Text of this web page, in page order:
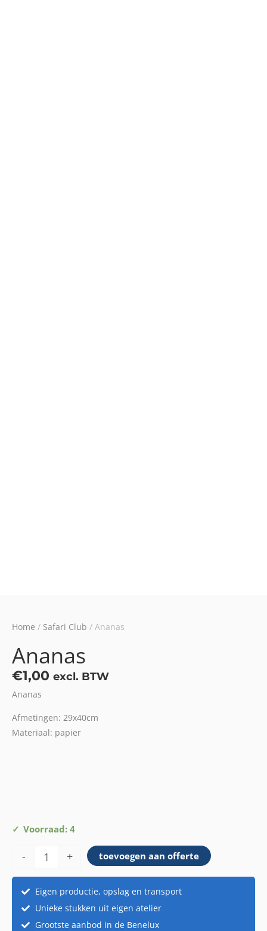
Home / Safari Club / Ananas
Ananas
€1,00 excl. BTW
Ananas
Afmetingen: 29x40cm
Materiaal: papier
Voorraad: 4
-
Ananas
+ toevoegen aan offerte
Eigen productie, opslag en transport
Unieke stukken uit eigen atelier
Grootste aanbod in de Benelux